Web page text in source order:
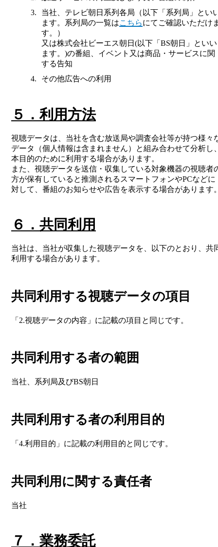
当社、テレビ朝日系列各局（以下「系列局」とい
ます。系列局の一覧はこちらにてご確認いただけ
す。）
又は株式会社ビーエス朝日(以下「BS朝日」といい
ます。)の番組、イベント又は商品・サービスに関
する告知
その他広告への利用
５．利用方法
視聴データは、当社を含む放送局や調査会社等が持つ様々
データ（個人情報は含まれません）と組み合わせて分析し
本目的のために利用する場合があります。
また、視聴データを送信・収集している対象機器の視聴者
方が保有していると推測されるスマートフォンやPCなどに
対して、番組のお知らせや広告を表示する場合があります
６．共同利用
当社は、当社が収集した視聴データを、以下のとおり、共
利用する場合があります。
共同利用する視聴データの項目
「2.視聴データの内容」に記載の項目と同じです。
共同利用する者の範囲
当社、系列局及びBS朝日
共同利用する者の利用目的
「4.利用目的」に記載の利用目的と同じです。
共同利用に関する責任者
当社
７．業務委託